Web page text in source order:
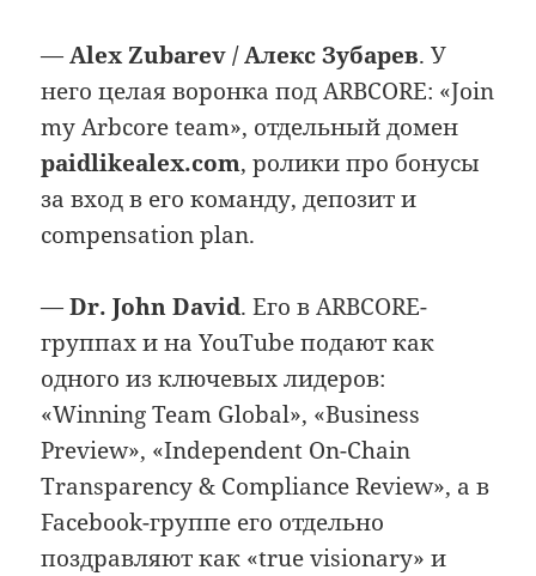
—Alex Zubarev / Алекс Зубарев. У
него целая воронка под ARBCORE: «Join
my Arbcore team», отдельный домен
paidlikealex.com, ролики про бонусы
за вход в его команду, депозит и
compensation plan.
—Dr. John David. Его в ARBCORE-
группах и на YouTube подают как
одного из ключевых лидеров:
«Winning Team Global», «Business
Preview», «Independent On-Chain
Transparency & Compliance Review», а в
Facebook-группе его отдельно
поздравляют как «true visionary» и